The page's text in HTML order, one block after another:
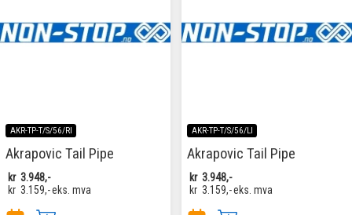
AKR-TP-T/S/56/RI
Akrapovic Tail Pipe
kr 3.948,-
kr 3.159,-eks. mva
AKR-TP-T/S/56/LI
Akrapovic Tail Pipe
kr 3.948,-
kr 3.159,-eks. mva